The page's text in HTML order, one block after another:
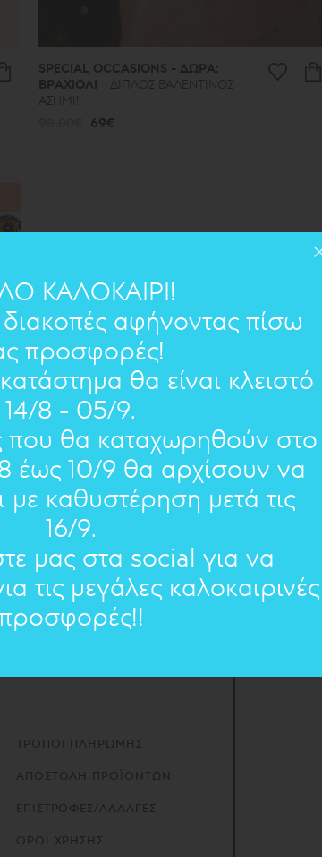
SPECIAL OCCASIONS - ΔΩΡΑ:
ΒΡΑΧΙΟΛΙ
ΔΙΠΛΟΣ ΒΑΛΕΝΤΙΝΟΣ
ΑΣΗΜΙ!!
69€
ΤΡΟΠΟΙ ΠΛΗΡΩΜΗΣ
ΑΠΟΣΤΟΛΗ ΠΡΟΪΟΝΤΩΝ
ΕΠΙΣΤΡΟΦΕΣ/ΑΛΛΑΓΕΣ
ΟΡΟΙ ΧΡΗΣΗΣ
ΚΑΛΟΚΑΙΡΙ!
διακοπές αφήνοντας πίσω
προσφορές!
θα είναι κλειστό
14/8 - 05/9.
που θα καταχωρηθούν στο
έως 10/9 θα αρχίσουν να
με καθυστέρηση μετά τις
16/9.
μας στα social για να
τις μεγάλες καλοκαιρινές